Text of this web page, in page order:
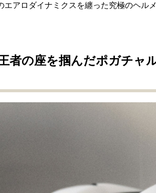
アロダイナミクスを纏った究極のヘル
者の座を掴んだポガチャ